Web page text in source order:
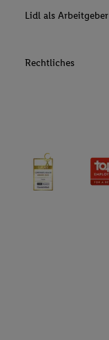
Lidl als Arbeitgeber
Rechtliches